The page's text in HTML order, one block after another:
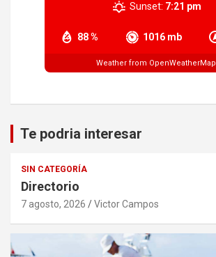
88 % 1016 mb
Sunset: 7:21 pm
Weather from OpenWeatherMap
Te podria interesar
SIN CATEGORÍA
Directorio
7 agosto, 2026 Victor Campos